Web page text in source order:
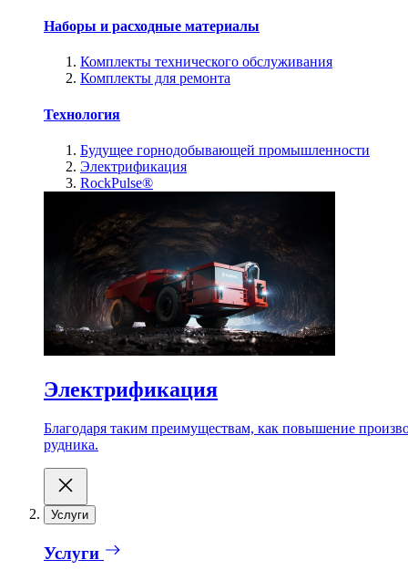
Наборы и расходные материалы
Комплекты технического обслуживания
Комплекты для ремонта
Технология
Будущее горнодобывающей промышленности
Электрификация
RockPulse®
Электрификация
Благодаря таким преимуществам, как повышение
рудника.
Услуги
Услуги